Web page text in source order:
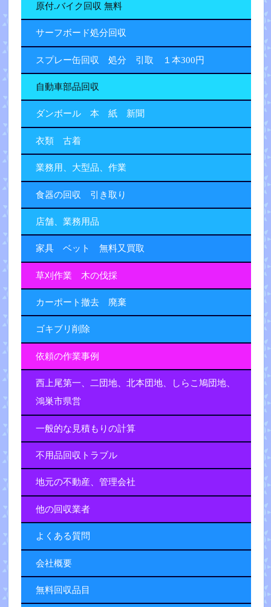
原付.バイク回収 無料
サーフボード処分回収
スプレー缶回収 処分 引取 １本300円
自動車部品回収
ダンボール 本 紙 新聞
衣類 古着
業務用、大型品、作業
食器の回収 引き取り
店舗、業務用品
家具 ベット 無料又買取
草刈作業 木の伐採
カーポート撤去 廃棄
ゴキブリ削除
依頼の作業事例
西上尾第一、二団地、北本団地、しらこ鳩団地、
鴻巣市県営
一般的な見積もりの計算
不用品回収トラブル
地元の不動産、管理会社
他の回収業者
よくある質問
会社概要
無料回収品目